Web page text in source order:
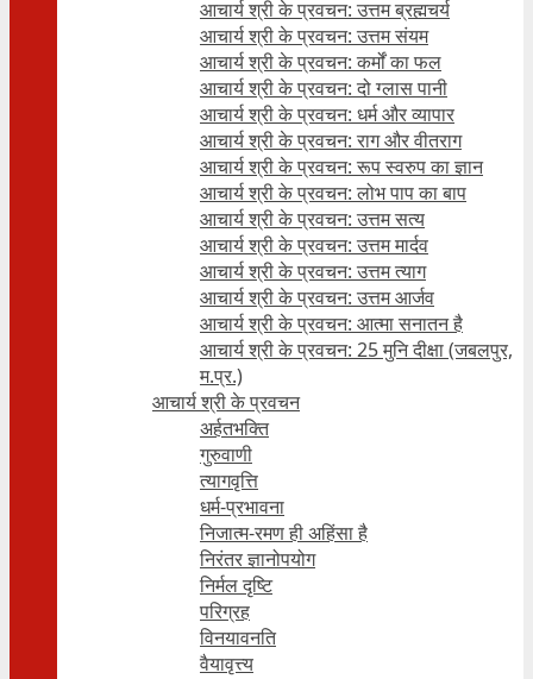
आचार्य श्री के प्रवचन: उत्तम ब्रह्मचर्य
आचार्य श्री के प्रवचन: उत्तम संयम
आचार्य श्री के प्रवचन: कर्मों का फल
आचार्य श्री के प्रवचन: दो ग्लास पानी
आचार्य श्री के प्रवचन: धर्म और व्यापार
आचार्य श्री के प्रवचन: राग और वीतराग
आचार्य श्री के प्रवचन: रूप स्वरुप का ज्ञान
आचार्य श्री के प्रवचन: लोभ पाप का बाप
आचार्य श्री के प्रवचन: उत्तम सत्य
आचार्य श्री के प्रवचन: उत्तम मार्दव
आचार्य श्री के प्रवचन: उत्तम त्याग
आचार्य श्री के प्रवचन: उत्तम आर्जव
आचार्य श्री के प्रवचन: आत्मा सनातन है
आचार्य श्री के प्रवचन: 25 मुनि दीक्षा (जबलपुर,
म.प्र.)
आचार्य श्री के प्रवचन
अर्हतभक्ति
गुरुवाणी
त्यागवृत्ति
धर्म-प्रभावना
निजात्म-रमण ही अहिंसा है
निरंतर ज्ञानोपयोग
निर्मल दृष्टि
परिग्रह
विनयावनति
वैयावृत्त्य